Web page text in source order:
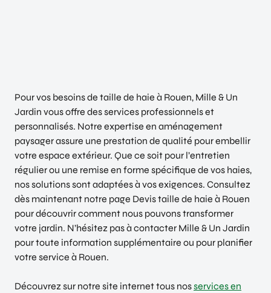
Pour vos besoins de taille de haie à Rouen, Mille & Un
Jardin vous offre des services professionnels et
personnalisés. Notre expertise en aménagement
paysager assure une prestation de qualité pour embellir
votre espace extérieur. Que ce soit pour l’entretien
régulier ou une remise en forme spécifique de vos haies,
nos solutions sont adaptées à vos exigences. Consultez
dès maintenant notre page Devis taille de haie à Rouen
pour découvrir comment nous pouvons transformer
votre jardin. N’hésitez pas à contacter Mille & Un Jardin
pour toute information supplémentaire ou pour planifier
votre service à Rouen.
Découvrez sur notre site internet tous nosservices en